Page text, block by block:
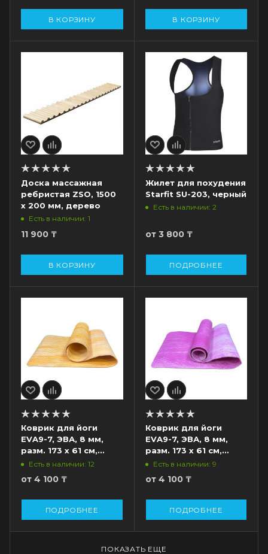
В КОРЗИНУ В КОРЗИНУ
Доска массажная
ребристая ZSO, 1500
х 200 мм, дерево
Есть в наличии: 1
11 900 ₸
В КОРЗИНУ
Жилет для похудения
Starfit SU-203, черный
Есть в наличии: 2
от 3 800 ₸
ПОДРОБНЕЕ
Коврик для йоги
EVA9-7, ЭВА, 8 мм,
разм. 173 х 61 см,
оранжевый
Есть в наличии: 12
от 4 100 ₸
ПОДРОБНЕЕ
Коврик для йоги
EVA9-7, ЭВА, 8 мм,
разм. 173 х 61 см,
розовый
Есть в наличии: 9
от 4 100 ₸
ПОДРОБНЕЕ
ПОКАЗАТЬ ЕЩЕ